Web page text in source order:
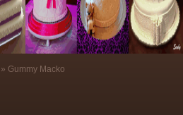
» Gummy Macko